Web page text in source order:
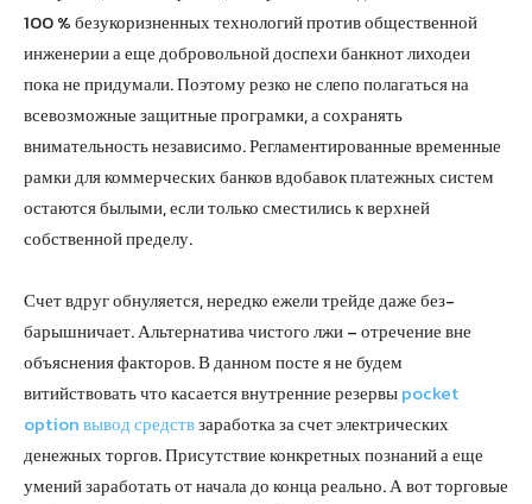
100 % безукоризненных технологий против общественной
инженерии а еще добровольной доспехи банкнот лиходеи
пока не придумали. Поэтому резко не слепо полагаться на
всевозможные защитные програмки, а сохранять
внимательность независимо. Регламентированные временные
рамки для коммерческих банков вдобавок платежных систем
остаются былыми, если только сместились к верхней
собственной пределу.
Счет вдруг обнуляется, нередко ежели трейде даже без-
барышничает. Альтернатива чистого лжи – отречение вне
объяснения факторов. В данном посте я не будем
витийствовать что касается внутренние резервыpocket
option вывод средствзаработка за счет электрических
денежных торгов. Присутствие конкретных познаний а еще
умений заработать от начала до конца реально. А вот торговые